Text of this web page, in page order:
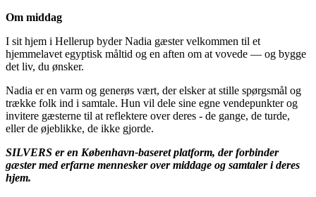
Om middag
I sit hjem i Hellerup byder Nadia gæster velkommen til et
hjemmelavet egyptisk måltid og en aften om at vovede — og bygge
det liv, du ønsker.
Nadia er en varm og generøs vært, der elsker at stille spørgsmål og
trække folk ind i samtale. Hun vil dele sine egne vendepunkter og
invitere gæsterne til at reflektere over deres - de gange, de turde,
eller de øjeblikke, de ikke gjorde.
SILVERS er en København-baseret platform, der forbinder
gæster med erfarne mennesker over middage og samtaler i deres
hjem.